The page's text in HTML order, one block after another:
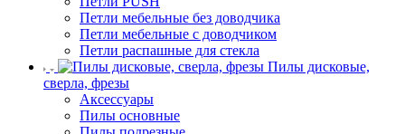
Петли мебельные без доводчика
Петли мебельные с доводчиком
Петли распашные для стекла
Пилы дисковые,
сверла, фрезы
Аксессуары
Пилы основные